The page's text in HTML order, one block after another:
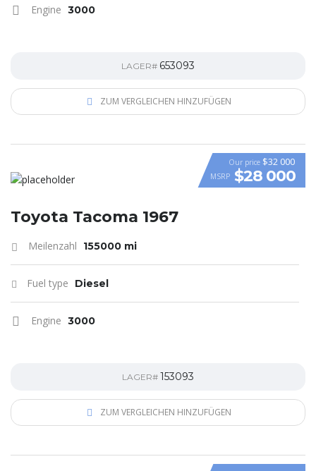
Engine 3000
LAGER# 653093
ZUM VERGLEICHEN HINZUFÜGEN
Our price $32 000
MSRP $28 000
Toyota Tacoma 1967
Meilenzahl 155000 mi
Fuel type Diesel
Engine 3000
LAGER# 153093
ZUM VERGLEICHEN HINZUFÜGEN